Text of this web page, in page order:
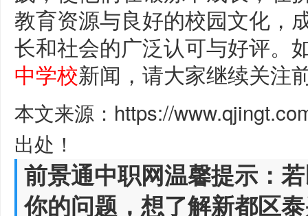
教育资源与良好的校园文化，
长和社会的广泛认可与好评。
中学校新闻，请大家继续关注
本文来源：https://
出处！
前景通中职网温馨提示：
你的问题，想了解新都区